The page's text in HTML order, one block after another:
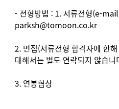
- 전형방법 : 1. 서류전형(e-
parksh@tomoon.co.kr
2. 면접(서류전형 합격자에 한
대해서는 별도 연락되지 않습니
3. 연봉협상